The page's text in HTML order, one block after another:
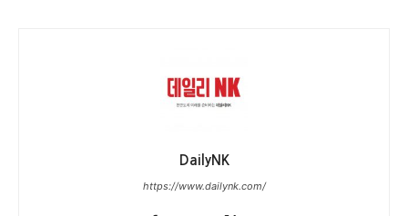
DailyNK
https://www.dailynk.com/